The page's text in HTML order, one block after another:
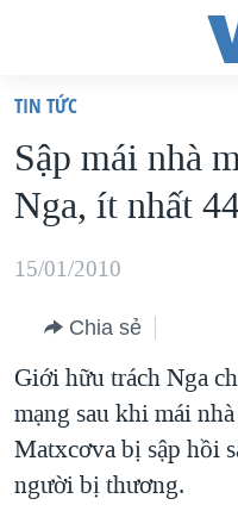
truy
cập
Tới
dung
chính
điều
hướng
chính
Đi
VIỆT NAM
HOA KỲ
BIỂN ĐÔNG
BLOG
DIỄN ĐÀN
MỤC
TỰ DO BÁO CHÍ
CHUYÊN ĐỀ
TIN TỨC
Sập mái nhà
Nga, ít nhất
15/01/2010
Chia sẻ
Giới hữu trách Nga
mạng sau khi mái
Matxcơva bị sập hồi
người bị thương.